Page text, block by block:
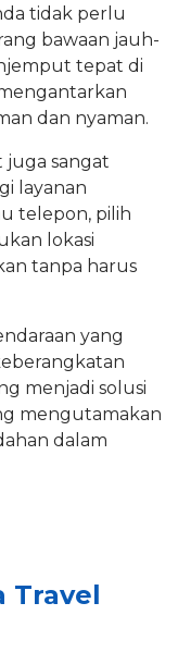
tidak perlu
bawaan jauh-
tepat di
dan nyaman.
juga sangat
layanan
telepon, pilih
lokasi
tanpa harus
yang
menjadi solusi
mengutamakan
dalam
Travel